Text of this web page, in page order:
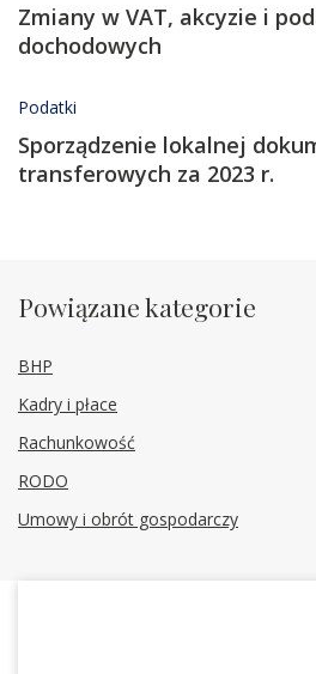
Zmiany w VAT, akcyzie i
dochodowych
Podatki
Sporządzenie lokalnej
transferowych za 2023 r.
Powiązane kategorie
BHP
Kadry i płace
Rachunkowość
RODO
Umowy i obrót gospodarczy